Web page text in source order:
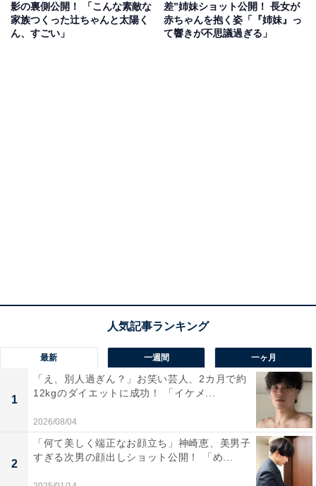
影の裏側公開！ 「こんな素敵な
家族つくった辻ちゃんと太陽く
ん、すごい」
差”姉妹ショット公開！ 長女が
赤ちゃんを抱く姿「『姉妹』っ
て響きが不思議過ぎる」
最新 一週間 一ヶ月
1
「え、別人過ぎん？」お笑い芸人、2カ月で約
12kgのダイエットに成功！ 「イケメ...
2026/08/04
2
「何て美しく端正なお顔立ち」神崎恵、美男子
すぎる次男の顔出しショット公開！ 「め...